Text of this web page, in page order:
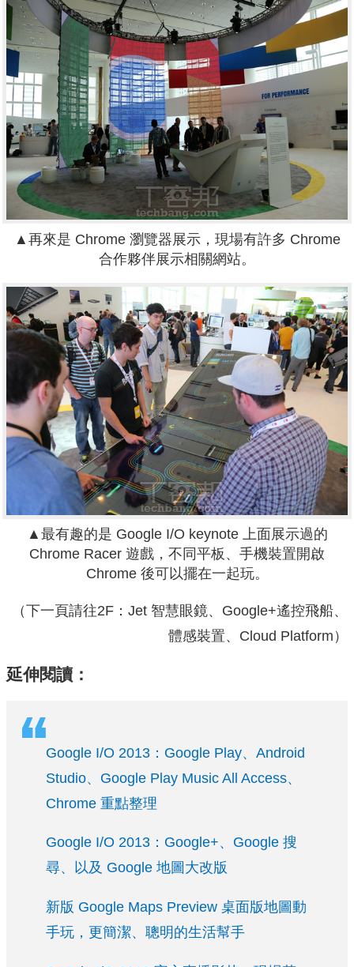
▲再來是 Chrome 瀏覽器展示，現場有許多 Chrome
合作夥伴展示相關網站。
▲最有趣的是 Google I/O keynote 上面展示過的
Chrome Racer 遊戲，不同平板、手機裝置開啟
Chrome 後可以擺在一起玩。
（下一頁請往2F：Jet 智慧眼鏡、Google+遙控飛船、
體感裝置、Cloud Platform）
延伸閱讀：
Google I/O 2013：Google Play、Android
Studio、Google Play Music All Access、
Chrome 重點整理
Google I/O 2013：Google+、Google 搜
尋、以及 Google 地圖大改版
新版 Google Maps Preview 桌面版地圖動
手玩，更簡潔、聰明的生活幫手